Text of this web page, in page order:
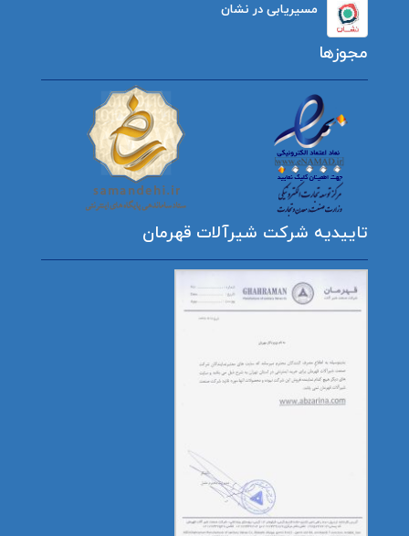
مسیریابی در نشان
مجوزها
تاییدیه شرکت شیرآلات قهرمان